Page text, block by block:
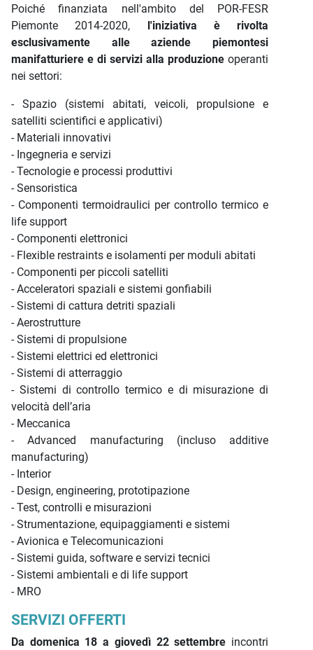
Poiché finanziata nell'ambito del POR-FESR
Piemonte 2014-2020,
l'iniziativa è rivolta
esclusivamente alle aziende piemontesi
manifatturiere e di servizi alla produzione operanti
nei settori:
- Spazio (sistemi abitati, veicoli, propulsione e
satelliti scientifici e applicativi)
- Materiali innovativi
- Ingegneria e servizi
- Tecnologie e processi produttivi
- Sensoristica
- Componenti termoidraulici per controllo termico e
life support
- Componenti elettronici
- Flexible restraints e isolamenti per moduli abitati
- Componenti per piccoli satelliti
- Acceleratori spaziali e sistemi gonfiabili
- Sistemi di cattura detriti spaziali
- Aerostrutture
- Sistemi di propulsione
- Sistemi elettrici ed elettronici
- Sistemi di atterraggio
- Sistemi di controllo termico e di misurazione di
velocità dell’aria
- Meccanica
- Advanced manufacturing (incluso additive
manufacturing)
- Interior
- Design, engineering, prototipazione
- Test, controlli e misurazioni
- Strumentazione, equipaggiamenti e sistemi
- Avionica e Telecomunicazioni
- Sistemi guida, software e servizi tecnici
- Sistemi ambientali e di life support
- MRO
SERVIZI OFFERTI
Da domenica 18 a giovedì 22 settembre incontri